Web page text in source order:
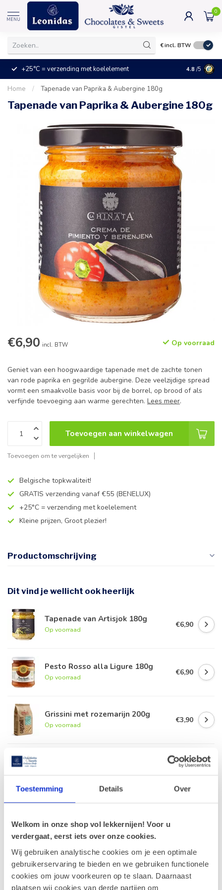
Toestemming Details Over
Welkom in onze shop vol lekkernijen! Voor u
verdergaat, eerst iets over onze cookies.
Wij gebruiken analytische cookies om je een optimale
gebruikerservaring te bieden en we gebruiken functionele
cookies om jouw voorkeuren op te slaan. Daarnaast
plaatsen wij cookies van derde partijen om
MENU
0
€incl. BTW
+25°C = verzending met koelelement Kleine
4.8 /5
Home / Tapenade van Paprika & Aubergine 180g
Tapenade van Paprika & Aubergine 180g
€6,90 incl. BTW Op voorraad
Geniet van een hoogwaardige tapenade met de zachte tonen
van rode paprika en gegrilde aubergine. Deze veelzijdige spread
vormt een smaakvolle basis voor bij de borrel, op brood of als
verfijnde toevoeging aan warme gerechten. Lees meer.
Toevoegen aan winkelwagen
Toevoegen om te vergelijken
Belgische topkwaliteit!
GRATIS verzending vanaf €55 (BENELUX)
+25°C = verzending met koelelement
Kleine prijzen, Groot plezier!
Productomschrijving
Dit vind je wellicht ook heerlijk
Tapenade van Artisjok 180g
Op voorraad
€6,90
Pesto Rosso alla Ligure 180g
Op voorraad
€6,90
Grissini met rozemarijn 200g
Op voorraad
€3,90
€4,90
Pernoix Zwarte Pepercrackers
Op voorraad
Recent bekeken